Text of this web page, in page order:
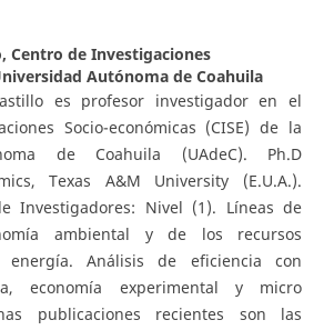
Centro de Investigaciones
Autónoma de Coahuila
es profesor investigador en el
Socio-económicas (CISE) de la
de Coahuila (UAdeC). Ph.D
Texas A&M University (E.U.A.).
Investigadores: Nivel (1). Líneas de
ambiental y de los recursos
Análisis de eficiencia con
economía experimental y micro
publicaciones recientes son las